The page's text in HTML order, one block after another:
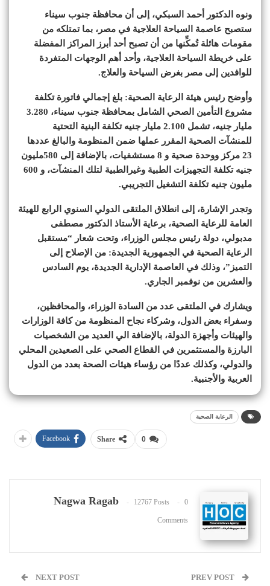
ونوه الدكتور أحمد السبكي، إلى أن محافظة جنوب سيناء
ستصبح عاصمة السياحة العلاجية في مصر، بما تمتلكه من
مقومات هائلة تُمكِّنها من أن تصبح أحد أبرز المراكز المفضلة
على خريطة السياحة العلاجية، وأحد أهم الوجهات المتفردة
للوافدين إلى مصر بغرض السياحة والعلاج.
وأوضح رئيس هيئة الرعاية الصحية: بلغ إجمالي فاتورة تكلفة
مشروع التأمين الصحي الشامل بمحافظة جنوب سيناء، 3.280
مليار جنيه، تشمل 2.100 مليار جنيه تكلفة البنية التحتية
للمنشآت الصحية المقرر عملها ضمن المنظومة والبالغ عددها
23 مركز ووحدة صحية و 8 مستشفيات، بالإضافة إلى 580مليون
جنيه تكلفة التجهيزات الطبية وغيرالطبية لتلك المنشآت، و 600
مليون جنيه تكلفة التشغيل التجريبي.
وتجدر الإشارة، إلى انطلاق الملتقى الدولي السنوي الرابع للهيئة
العامة للرعاية الصحية، برعاية الأستاذ الدكتور مصطفى
مدبولي، دولة رئيس مجلس الوزراء، وتحت شعار “مستقبل
الرعاية الصحية في الجمهورية الجديدة: من الإصلاح إلى
التميز”، وذلك في العاصمة الإدارية الجديدة، يوم السادس
والعشرين من نوفمبر الجاري.
ويشارك في الملتقى عدد من السادة الوزراء، والمحافظين،
وسفراء بعض الدول، وشركاء نجاح المنظومة من كافة الوزارات
والهيئات وأجهزة الدولة، بالإضافة الي العديد من الشخصيات
البارزة والمستثمرين في القطاع الصحي على الصعيدين المحلي
والدولي، وكذلك عددًا من رؤساء هيئات الصحة بعدد من الدول
العربية والأجنبية.
الرعاية الصحية
0
Share
Facebook
Nagwa Ragab 12767 Posts 0
Comments
NEXT POST